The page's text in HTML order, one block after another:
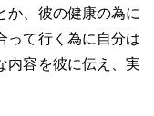
か、彼の健康の為に
って行く為に自分は
内容を彼に伝え、実